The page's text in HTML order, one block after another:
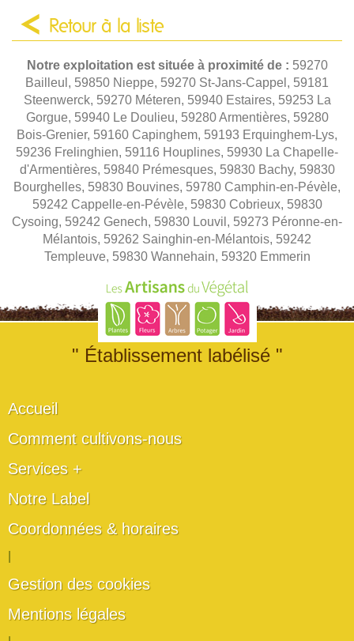
Retour à la liste
Notre exploitation est située à proximité de : 59270
Bailleul, 59850 Nieppe, 59270 St-Jans-Cappel, 59181
Steenwerck, 59270 Méteren, 59940 Estaires, 59253 La
Gorgue, 59940 Le Doulieu, 59280 Armentières, 59280
Bois-Grenier, 59160 Capinghem, 59193 Erquinghem-Lys,
59236 Frelinghien, 59116 Houplines, 59930 La Chapelle-
d'Armentières, 59840 Prémesques, 59830 Bachy, 59830
Bourghelles, 59830 Bouvines, 59780 Camphin-en-Pévèle,
59242 Cappelle-en-Pévèle, 59830 Cobrieux, 59830
Cysoing, 59242 Genech, 59830 Louvil, 59273 Péronne-en-
Mélantois, 59262 Sainghin-en-Mélantois, 59242
Templeuve, 59830 Wannehain, 59320 Emmerin
" Établissement labélisé "
Accueil
Comment cultivons-nous
Services +
Notre Label
Coordonnées & horaires
Gestion des cookies
Mentions légales